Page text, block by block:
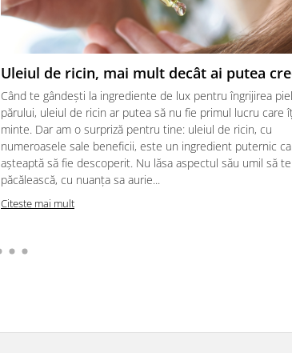
Uleiul de ricin, mai mult decât ai putea
Când te gândești la ingrediente de lux pentru îngrijirea
părului, uleiul de ricin ar putea să nu fie primul lucru care
minte. Dar am o surpriză pentru tine: uleiul de ricin, cu
numeroasele sale beneficii, este un ingredient puternic
așteaptă să fie descoperit. Nu lăsa aspectul său umil să te
păcălească, cu nuanța sa aurie...
Citeste mai mult